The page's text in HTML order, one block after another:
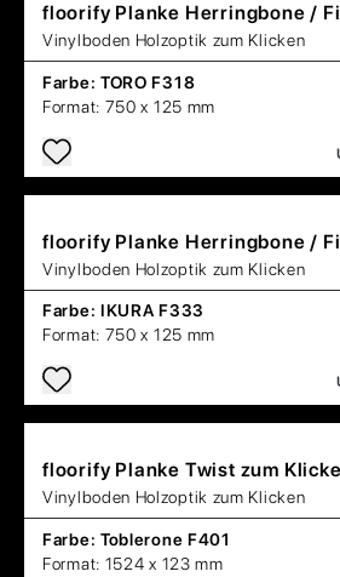
floorify Planke Herringbone /
Vinylboden Holzoptik zum Klicken
Farbe: TORO F318
Format: 750 x 125 mm
floorify Planke Herringbone /
Vinylboden Holzoptik zum Klicken
Farbe: IKURA F333
Format: 750 x 125 mm
floorify Planke Twist zum
Vinylboden Holzoptik zum Klicken
Farbe: Toblerone F401
Format: 1524 x 123 mm